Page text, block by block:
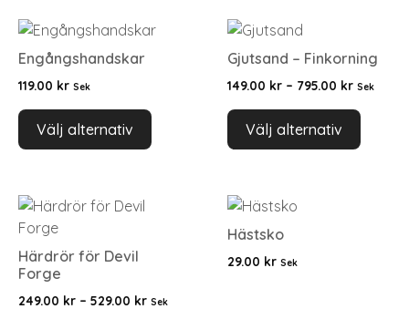
Engångshandskar
119.00 kr Sek
Välj alternativ
Gjutsand – Finkorning
149.00 kr – 795.00 kr Sek
Välj alternativ
Härdrör för Devil
Forge
249.00 kr – 529.00 kr Sek
Hästsko
29.00 kr Sek